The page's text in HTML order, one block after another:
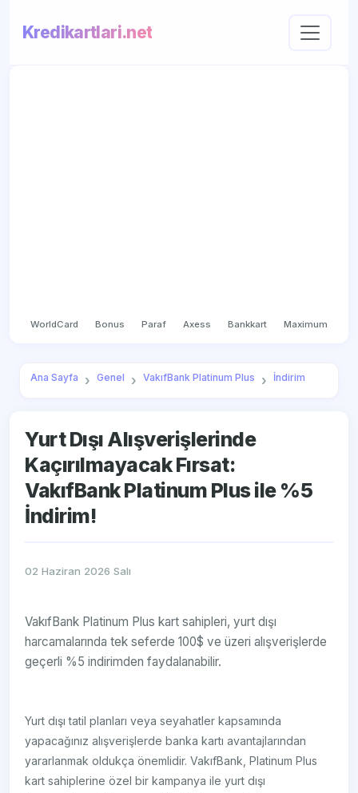
Kredikartlari.net
WorldCard Bonus Paraf Axess Bankkart Maximum
Ana Sayfa Genel VakıfBank Platinum Plus İndirim
Yurt Dışı Alışverişlerinde
Kaçırılmayacak Fırsat:
VakıfBank Platinum Plus ile %5
İndirim!
02 Haziran 2026 Salı
VakıfBank Platinum Plus kart sahipleri, yurt dışı
harcamalarında tek seferde 100$ ve üzeri alışverişlerde
geçerli %5 indirimden faydalanabilir.
Yurt dışı tatil planları veya seyahatler kapsamında
yapacağınız alışverişlerde banka kartı avantajlarından
yararlanmak oldukça önemlidir. VakıfBank, Platinum Plus
kart sahiplerine özel bir kampanya ile yurt dışı